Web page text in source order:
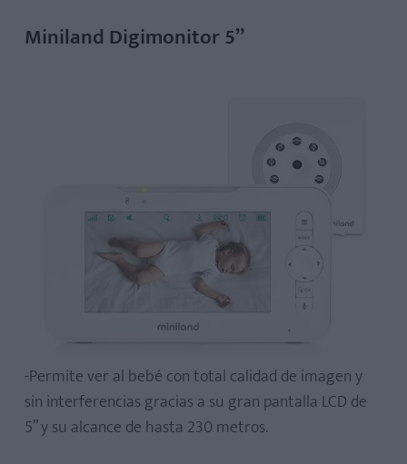
Miniland Digimonitor 5”
-Permite ver al bebé con total calidad de imagen y
sin interferencias gracias a su gran pantalla LCD de
5” y su alcance de hasta 230 metros.